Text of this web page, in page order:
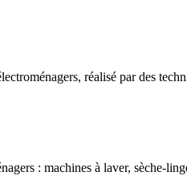
réalisé par des
: machines à laver, sèche-